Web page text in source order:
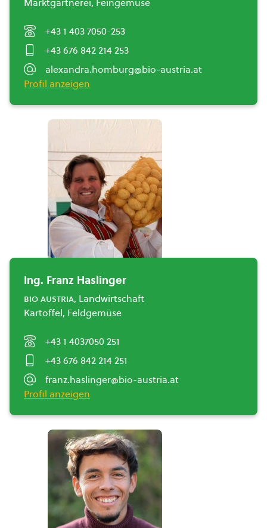
+43 1 403 7050-253
+43 676 842 214 253
alexandra.homburg@bio-austria.at
Profil anzeigen
Ing. Franz Haslinger
bio austria, Landwirtschaft
Kartoffel, Feldgemüse
+43 1 4037050 251
+43 676 842 214 251
franz.haslinger@bio-austria.at
Profil anzeigen